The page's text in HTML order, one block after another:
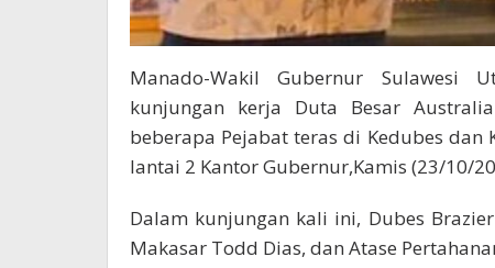
Manado-Wakil Gubernur Sulawesi
kunjungan kerja Duta Besar
beberapa Pejabat teras di Kedubes dan
lantai 2 Kantor Gubernur,Kamis (23/10/
Dalam kunjungan kali ini, Dubes
Makasar Todd Dias, dan Atase